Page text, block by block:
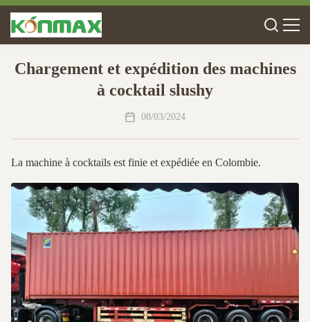
Chargement et expédition des machines
à cocktail slushy
08/03/2024
La machine à cocktails est finie et expédiée en Colombie.